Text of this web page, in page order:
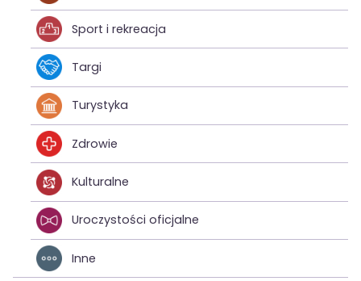
Sport i rekreacja
Targi
Turystyka
Zdrowie
Kulturalne
Uroczystości oficjalne
Inne